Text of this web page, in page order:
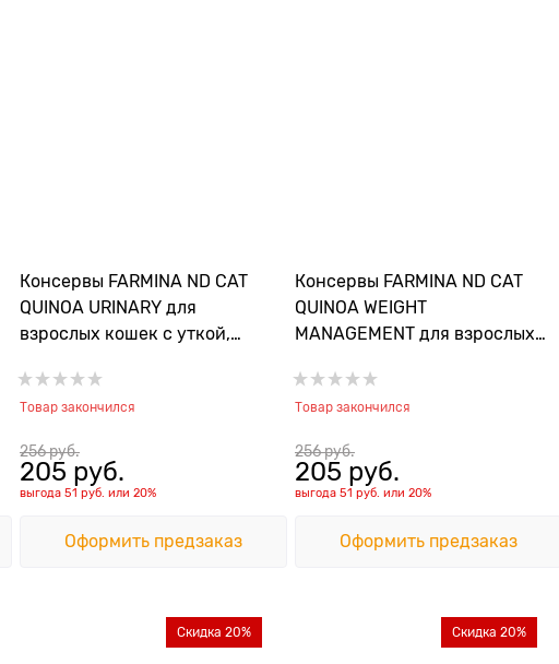
Консервы FARMINA ND CAT
QUINOA URINARY для
взрослых кошек с уткой,
профилактики МКБ
Товар закончился
256 руб.
205 руб.
выгода 51 руб. или 20%
Оформить предзаказ
Консервы FARMINA ND CAT
QUINOA WEIGHT
MANAGEMENT для взрослых
для контроля веса
Товар закончился
256 руб.
205 руб.
выгода 51 руб. или 20%
Оформить предзаказ
Скидка 20% Скидка 20%